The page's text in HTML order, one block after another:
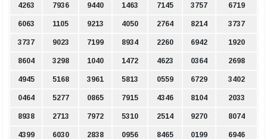
4263 7936 9440 1463 7145 3757 6719
6063 1105 9213 4050 2764 8214 3737
3737 9023 7199 8934 2260 6942 1920
8604 3298 1040 1472 4623 0364 2698
4945 5168 3961 5813 0559 6729 3402
0464 5277 0865 7915 4346 8104 2033
8938 2713 7972 5310 2514 9270 8074
4399 6030 2838 0956 8465 0199 6946